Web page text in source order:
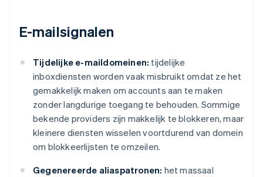
E-mailsignalen
Tijdelijke e-maildomeinen: tijdelijke
inboxdiensten worden vaak misbruikt omdat ze het
gemakkelijk maken om accounts aan te maken
zonder langdurige toegang te behouden. Sommige
bekende providers zijn makkelijk te blokkeren, maar
kleinere diensten wisselen voortdurend van domein
om blokkeerlijsten te omzeilen.
Gegenereerde aliaspatronen: het massaal